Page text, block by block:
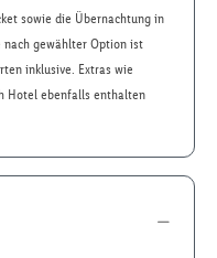
sowie die Übernachtung in
nach gewählter Option ist
inklusive. Extras wie
Hotel ebenfalls enthalten